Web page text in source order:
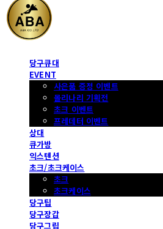
당구큐대
EVENT
사은품 증정 이벤트
몰리나리 기획전
초크 이벤트
프레데터 이벤트
상대
큐가방
익스텐션
초크/초크케이스
초크
초크케이스
당구팁
당구장갑
당구그립